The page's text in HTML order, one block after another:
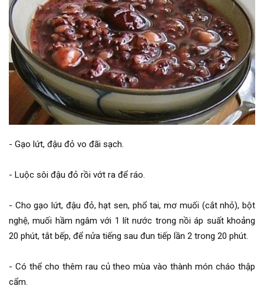
- Gạo lứt, đậu đỏ vo đãi sạch.
- Luộc sôi đậu đỏ rồi vớt ra để ráo.
- Cho gạo lứt, đậu đỏ, hạt sen, phổ tai, mơ muối (cắt nhỏ), bột
nghệ, muối hầm ngâm với 1 lít nước trong nồi áp suất khoảng
20 phút, tắt bếp, để nửa tiếng sau đun tiếp lần 2 trong 20 phút.
- Có thể cho thêm rau củ theo mùa vào thành món cháo thập
cẩm.